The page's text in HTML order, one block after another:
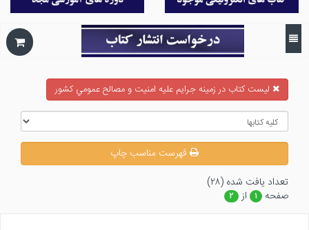
ليست كتاب در زمينه جرايم عليه امنيت و مصالح عمومي كشور
فهرست مناسب چاپ
تعداد يافت شده (۲۸)
صفحه
۱ از ۲